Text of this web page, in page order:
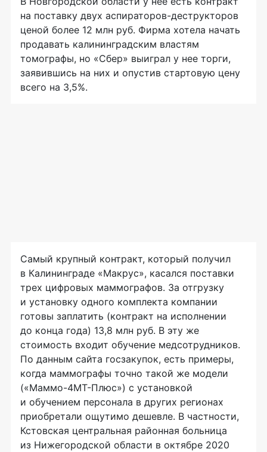
на поставку двух аспираторов-деструкторов
ценой более 12 млн руб. Фирма хотела начать
продавать калининградским властям
томографы, но «Сбер» выиграл у нее торги,
заявившись на них и опустив стартовую цену
всего на 3,5%.
Самый крупный контракт, который получил
в Калининграде «Макрус», касался поставки
трех цифровых маммографов. За отгрузку
и установку одного комплекта компании
готовы заплатить (контракт на исполнении
до конца года) 13,8 млн руб. В эту же
стоимость входит обучение медсотрудников.
По данным сайта госзакупок, есть примеры,
когда маммографы точно такой же модели
(«Маммо-4МТ-Плюс») с установкой
и обучением персонала в других регионах
приобретали ощутимо дешевле. В частности,
Кстовская центральная районная больница
из Нижегородской области в октябре 2020